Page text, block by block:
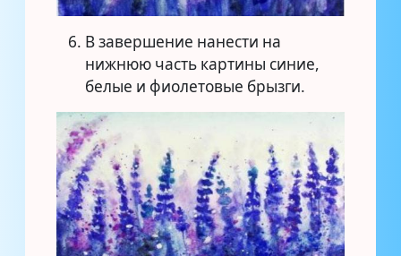
В завершение нанести на
нижнюю часть картины синие,
белые и фиолетовые брызги.